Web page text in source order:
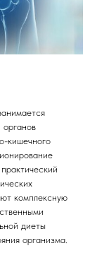
органов
кишечного
комплексную
диеты
организма.